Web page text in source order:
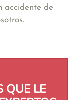
accidente de
QUE LE